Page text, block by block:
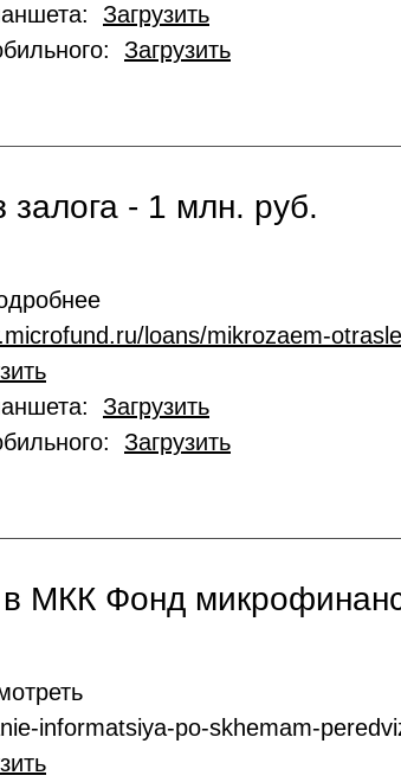
Загрузить
Загрузить
- 1 млн. руб.
loans/mikrozaem-
Загрузить
Загрузить
в МКК Фонд
informatsiya-po-skhemam-